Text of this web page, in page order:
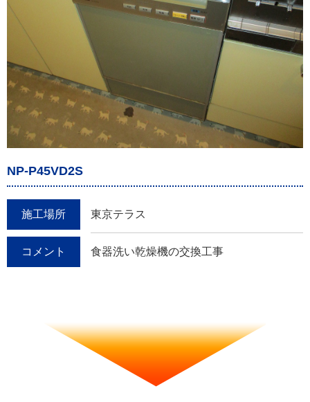
NP-P45VD2S
施工場所 東京テラス
コメント 食器洗い乾燥機の交換工事